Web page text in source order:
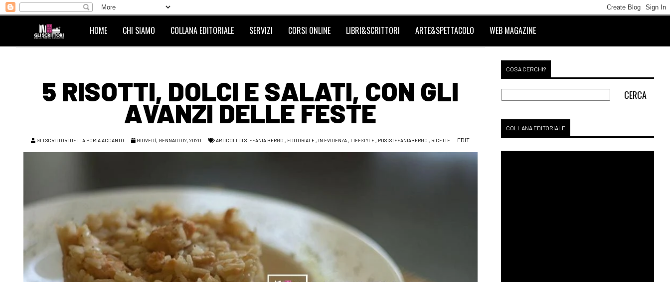
HOME CHI SIAMO COLLANA EDITORIALE SERVIZI CORSI ONLINE LIBRI&SCRITTORI ARTE&SPETTACOLO WEB MAGAZINE
5 RISOTTI, DOLCI E SALATI, CON GLI
AVANZI DELLE FESTE
GLI SCRITTORI DELLA PORTA ACCANTO GIOVEDÌ, GENNAIO 02, 2020 ARTICOLI DI STEFANIA BERGO , EDITORIALE , IN EVIDENZA , LIFESTYLE , POSTSTEFANIABERGO , RICETTE EDIT
COSA CERCHI?
COLLANA EDITORIALE